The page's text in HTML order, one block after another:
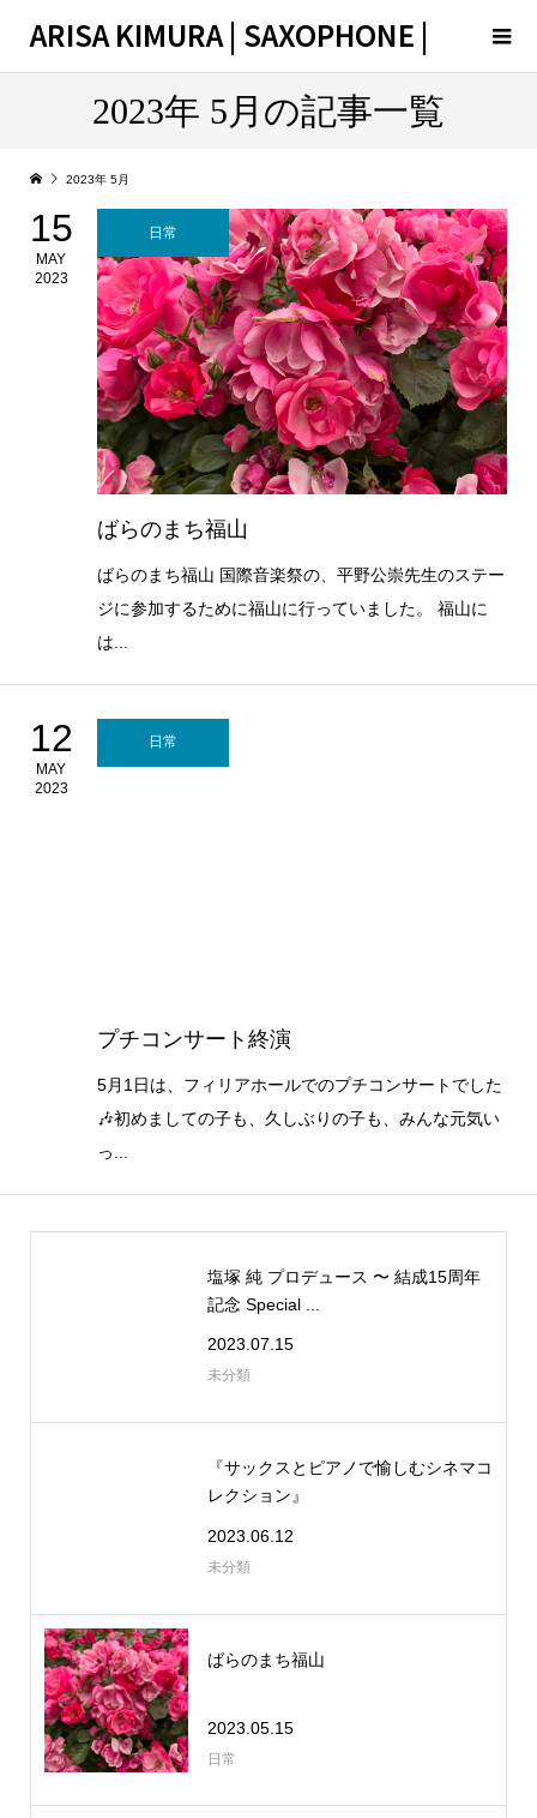
ARISA KIMURA | SAXOPHONE |
2023年 5月の記事一覧
2023年 5月
15
MAY
2023
日常
ばらのまち福山
ばらのまち福山 国際音楽祭の、平野公崇先生のステー
ジに参加するために福山に行っていました。 福山に
は...
12
MAY
2023
日常
プチコンサート終演
5月1日は、フィリアホールでのプチコンサートでした
🎶初めましての子も、久しぶりの子も、みんな元気い
っ...
塩塚 純 プロデュース 〜 結成15周年
記念 Special ...
2023.07.15
未分類
『サックスとピアノで愉しむシネマコ
レクション』
2023.06.12
未分類
ばらのまち福山
2023.05.15
日常